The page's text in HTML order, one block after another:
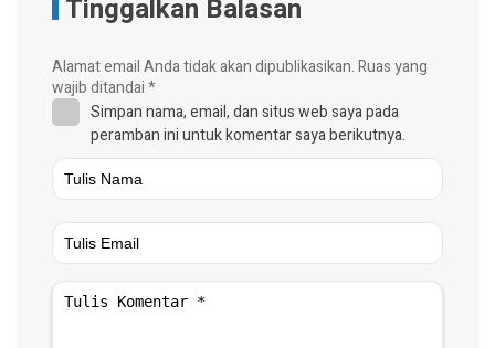
Tinggalkan Balasan
Alamat email Anda tidak akan dipublikasikan.Ruas yang
wajib ditandai*
Simpan nama, email, dan situs web saya pada
peramban ini untuk komentar saya berikutnya.